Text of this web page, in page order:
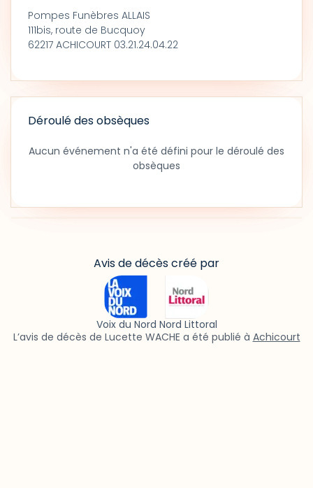
Pompes Funèbres ALLAIS
111bis, route de Bucquoy
62217 ACHICOURT 03.21.24.04.22
Déroulé des obsèques
Aucun événement n'a été défini pour le déroulé des
obsèques
Avis de décès créé par
Voix du Nord Nord Littoral
L’avis de décès de Lucette WACHE a été publié à Achicourt